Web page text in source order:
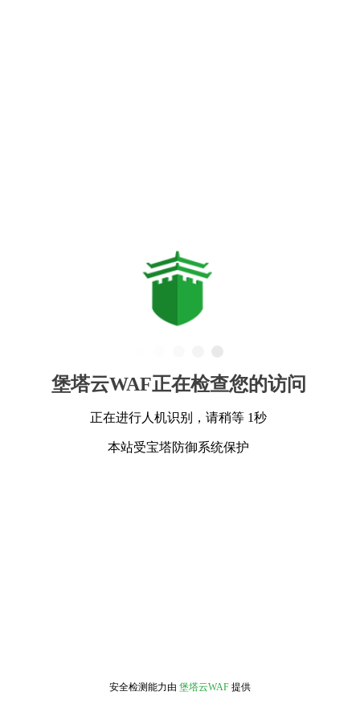
堡塔云WAF正在检查您的访问
正在进行人机识别，请稍等 1秒
本站受宝塔防御系统保护
安全检测能力由 堡塔云WAF 提供